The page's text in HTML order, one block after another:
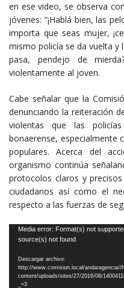
en ese video, se observa
jóvenes: “¡Hablá bien, las
importa que seas mujer,
mismo policía se da vuelta y
pasa, pendejo de
violentamente al joven.
Cabe señalar que la
denunciando la reiteración
violentas que las
bonaerense, especialmente
populares. Acerca del
organismo continúa
protocolos claros y
ciudadanos así como el
respecto a las fuerzas de
Reproductor
vídeo
Media error: Format(s) not
source(s) not found
Descargar archivo:
http://www.comision.local/andaragencia//
content/uploads/sites/27/2016/08/
_=3